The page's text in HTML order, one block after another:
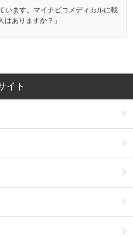
います。マイナビコメディカルに載
ありますか？」
イト